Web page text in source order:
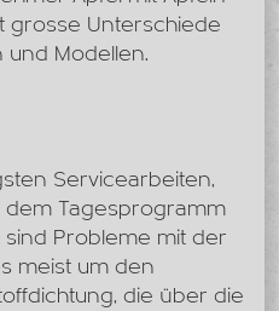
grosse Unterschiede
und Modellen.
Servicearbeiten,
dem Tagesprogramm
Probleme mit der
meist um den
die über die